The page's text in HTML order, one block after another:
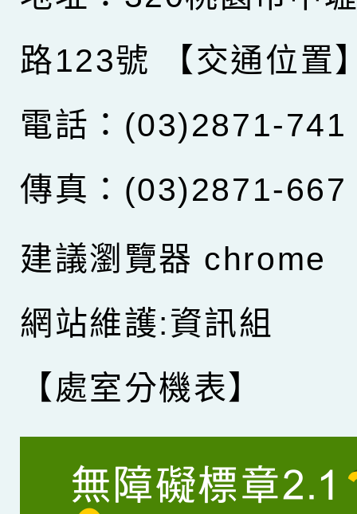
路123號
【交通位置
電話：(03)2871-741
傳真：(03)2871-667
建議瀏覽器 chrome
網站維護:資訊組
【處室分機表】